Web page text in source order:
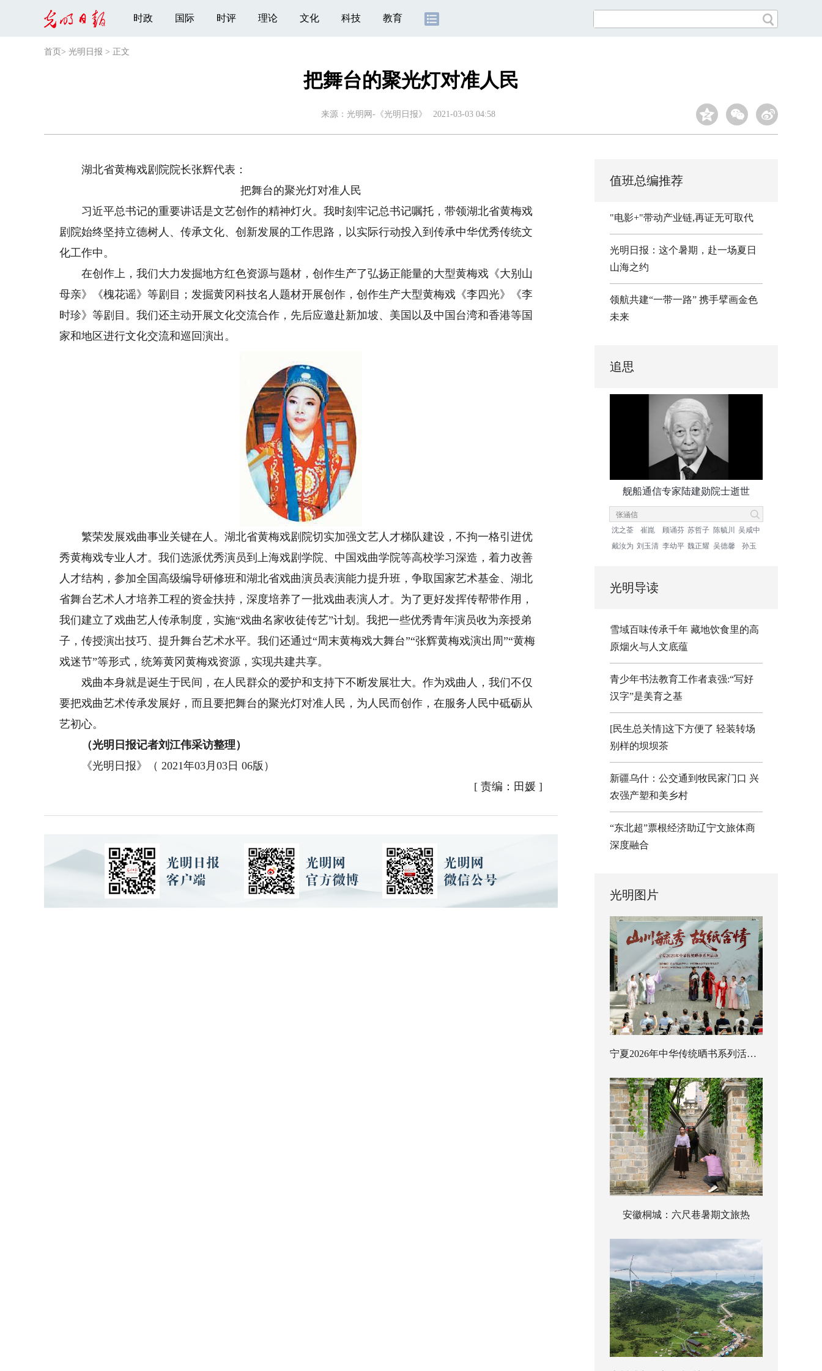
时政 国际 时评 理论 文化 科技 教育
首页 > 光明日报 > 正文
把舞台的聚光灯对准人民
来源： 光明网-《光明日报》 2021-03-03 04:58
湖北省黄梅戏剧院院长张辉代表：
把舞台的聚光灯对准人民
习近平总书记的重要讲话是文艺创作的精神灯火。我时刻牢记总书记嘱托，带领湖北省黄梅戏
剧院始终坚持立德树人、传承文化、创新发展的工作思路，以实际行动投入到传承中华优秀传统文
化工作中。
在创作上，我们大力发掘地方红色资源与题材，创作生产了弘扬正能量的大型黄梅戏《大别山
母亲》《槐花谣》等剧目；发掘黄冈科技名人题材开展创作，创作生产大型黄梅戏《李四光》《李
时珍》等剧目。我们还主动开展文化交流合作，先后应邀赴新加坡、美国以及中国台湾和香港等国
家和地区进行文化交流和巡回演出。
繁荣发展戏曲事业关键在人。湖北省黄梅戏剧院切实加强文艺人才梯队建设，不拘一格引进优
秀黄梅戏专业人才。我们选派优秀演员到上海戏剧学院、中国戏曲学院等高校学习深造，着力改善
人才结构，参加全国高级编导研修班和湖北省戏曲演员表演能力提升班，争取国家艺术基金、湖北
省舞台艺术人才培养工程的资金扶持，深度培养了一批戏曲表演人才。为了更好发挥传帮带作用，
我们建立了戏曲艺人传承制度，实施“戏曲名家收徒传艺”计划。我把一些优秀青年演员收为亲授弟
子，传授演出技巧、提升舞台艺术水平。我们还通过“周末黄梅戏大舞台”“张辉黄梅戏演出周”“黄梅
戏迷节”等形式，统筹黄冈黄梅戏资源，实现共建共享。
戏曲本身就是诞生于民间，在人民群众的爱护和支持下不断发展壮大。作为戏曲人，我们不仅
要把戏曲艺术传承发展好，而且要把舞台的聚光灯对准人民，为人民而创作，在服务人民中砥砺从
艺初心。
（光明日报记者刘江伟采访整理）
《光明日报》（ 2021年03月03日 06版）
[ 责编：田媛]
值班总编推荐
"电影+"带动产业链,再证无可取代
光明日报：这个暑期，赴一场夏日
山海之约
领航共建“一带一路” 携手擘画金色
未来
追思
舰船通信专家陆建勋院士逝世
沈之荃 崔崑 顾诵芬 苏哲子 陈毓川
吴咸中
戴汝为 刘玉清 李幼平 魏正耀 吴德馨 孙玉
光明导读
雪域百味传承千年 藏地饮食里的高
原烟火与人文底蕴
青少年书法教育工作者袁强:“写好
汉字”是美育之基
[民生总关情]这下方便了 轻装转场
别样的坝坝茶
新疆乌什：公交通到牧民家门口 兴
农强产塑和美乡村
“东北超”票根经济助辽宁文旅体商
深度融合
光明图片
宁夏2026年中华传统晒书系列活动启幕
安徽桐城：六尺巷暑期文旅热